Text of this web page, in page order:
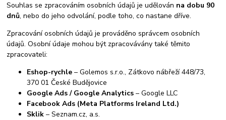
Souhlas se zpracováním osobních údajů je udělován na dobu 90
dnů, nebo do jeho odvolání, podle toho, co nastane dříve.
Zpracování osobních údajů je prováděno správcem osobních
údajů. Osobní údaje mohou být zpracovávány také těmito
zpracovateli:
Eshop-rychle – Golemos s.r.o., Zátkovo nábřeží 448/73,
370 01 České Budějovice
Google Ads / Google Analytics – Google LLC
Facebook Ads (Meta Platforms Ireland Ltd.)
Sklik – Seznam.cz, a.s.